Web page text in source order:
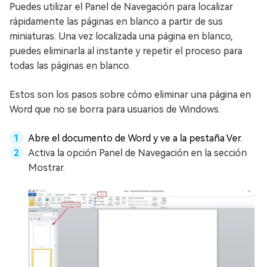
Puedes utilizar el Panel de Navegación para localizar
rápidamente las páginas en blanco a partir de sus
miniaturas. Una vez localizada una página en blanco,
puedes eliminarla al instante y repetir el proceso para
todas las páginas en blanco.
Estos son los pasos sobre cómo eliminar una página en
Word que no se borra para usuarios de Windows.
Abre el documento de Word y ve a la pestaña Ver.
Activa la opción Panel de Navegación en la sección
Mostrar.